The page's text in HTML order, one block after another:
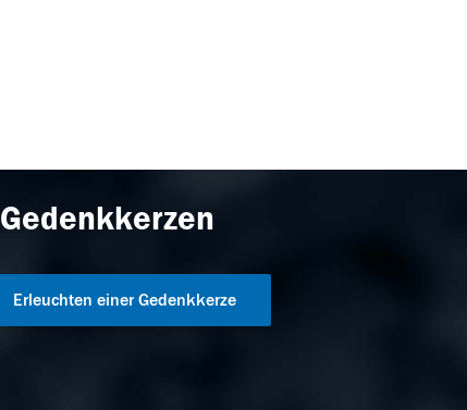
Gedenkkerzen
Erleuchten einer Gedenkkerze